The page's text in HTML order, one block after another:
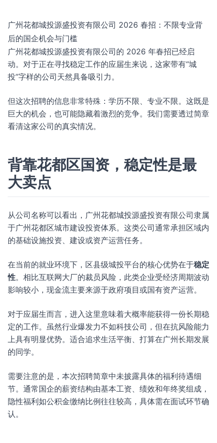
广州花都城投源盛投资有限公司 2026 春招：不限专业背
后的国企机会与门槛
广州花都城投源盛投资有限公司的 2026 年春招已经启
动。对于正在寻找稳定工作的应届生来说，这家带有“城
投”字样的公司天然具备吸引力。
但这次招聘的信息非常特殊：学历不限、专业不限。这既是
巨大的机会，也可能隐藏着激烈的竞争。我们需要透过简章
看清这家公司的真实情况。
背靠花都区国资，稳定性是最
大卖点
从公司名称可以看出，广州花都城投源盛投资有限公司隶属
于广州花都区城市建设投资体系。这类公司通常承担区域内
的基础设施投资、建设或资产运营任务。
在当前的就业环境下，区县级城投平台的核心优势在于稳定
性。相比互联网大厂的裁员风险，此类企业受经济周期波动
影响较小，现金流主要来源于政府项目或国有资产运营。
对于应届生而言，进入这里意味着大概率能获得一份长期稳
定的工作。虽然行业爆发力不如科技公司，但在抗风险能力
上具有明显优势。适合追求生活平衡、打算在广州长期发展
的同学。
需要注意的是，本次招聘简章中未披露具体的福利待遇细
节。通常国企的薪资结构由基本工资、绩效和年终奖组成，
隐性福利如公积金缴纳比例往往较高，具体需在面试环节确
认。